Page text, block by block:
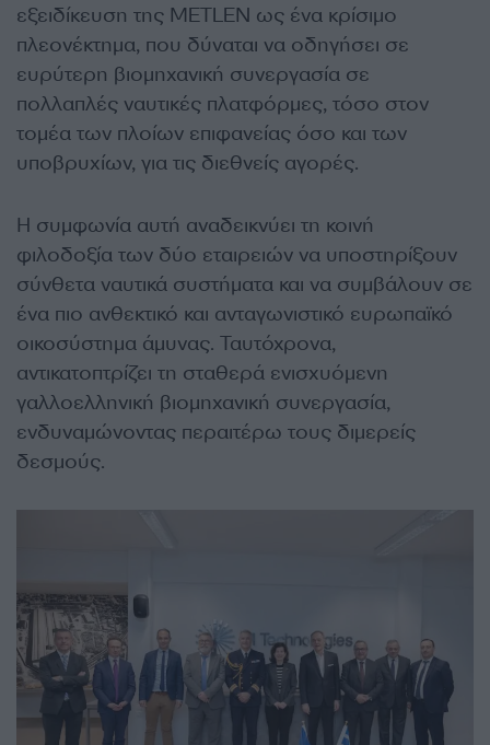
εξειδίκευση της METLEN ως ένα κρίσιμο
πλεονέκτημα, που δύναται να οδηγήσει σε
ευρύτερη βιομηχανική συνεργασία σε
πολλαπλές ναυτικές πλατφόρμες, τόσο στον
τομέα των πλοίων επιφανείας όσο και των
υποβρυχίων, για τις διεθνείς αγορές.
Η συμφωνία αυτή αναδεικνύει τη κοινή
φιλοδοξία των δύο εταιρειών να υποστηρίξουν
σύνθετα ναυτικά συστήματα και να συμβάλουν σε
ένα πιο ανθεκτικό και ανταγωνιστικό ευρωπαϊκό
οικοσύστημα άμυνας. Ταυτόχρονα,
αντικατοπτρίζει τη σταθερά ενισχυόμενη
γαλλοελληνική βιομηχανική συνεργασία,
ενδυναμώνοντας περαιτέρω τους διμερείς
δεσμούς.